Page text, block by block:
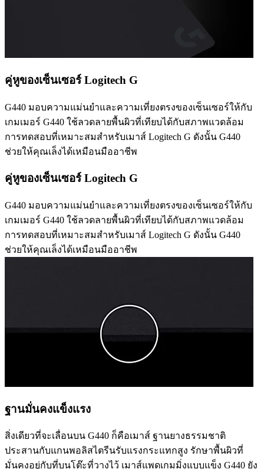
คู่หูของเซ็นเซอร์ Logitech G
G440 มอบความแม่นยำและความเที่ยงตรงของเซ็นเซอร์ให้กับ
เกมเมอร์ G440 ใช้ลวดลายพื้นผิวที่เทียบได้กับสภาพแวดล้อม
การทดสอบที่เหมาะสมสำหรับเมาส์ Logitech G ดังนั้น G440
ช่วยให้คุณเล็งได้เหมือนมืออาชีพ
คู่หูของเซ็นเซอร์ Logitech G
G440 มอบความแม่นยำและความเที่ยงตรงของเซ็นเซอร์ให้กับ
เกมเมอร์ G440 ใช้ลวดลายพื้นผิวที่เทียบได้กับสภาพแวดล้อม
การทดสอบที่เหมาะสมสำหรับเมาส์ Logitech G ดังนั้น G440
ช่วยให้คุณเล็งได้เหมือนมืออาชีพ
ฐานมั่นคงแข็งแรง
สิ่งเดียวที่จะเลื่อนบน G440 ก็คือเมาส์ ฐานยางธรรมชาติ
ประสานกับแกนพอลิสไตรีนรับแรงกระแทกสูง รักษาพื้นผิวที่
มั่นคงอยู่กับที่บนโต๊ะที่วางไว้ เมาส์แพดเกมมิ่งแบบแข็ง G440 ยัง